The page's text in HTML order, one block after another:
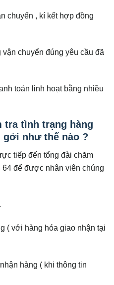
chuyển , kí kết hợp đồng
chuyển đúng yêu cầu đã
toán linh hoạt bằng nhiều
tra tình trạng hàng
gởi như thế nào ?
tiếp đến tổng đài chăm
để được nhân viên chúng
( với hàng hóa giao nhận tại
hàng ( khi thông tin